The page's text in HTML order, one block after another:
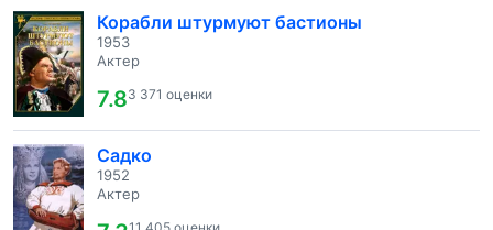
Корабли штурмуют бастионы
1953
Актер
7.83 371 оценки
Садко
1952
Актер